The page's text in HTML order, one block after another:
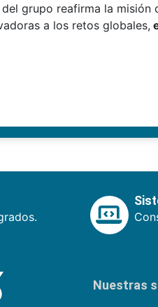
grupo reafirma la
a los retos globales,
Nuestras